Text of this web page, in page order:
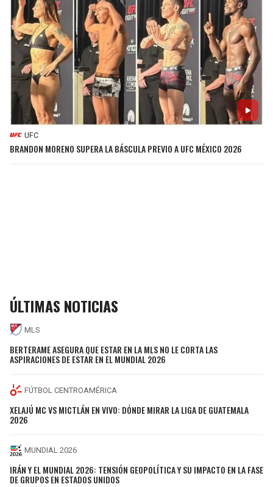
UFC
BRANDON MORENO SUPERA LA BÁSCULA PREVIO A UFC MÉXICO 2026
ÚLTIMAS NOTICIAS
MLS
BERTERAME ASEGURA QUE ESTAR EN LA MLS NO LE CORTA LAS
ASPIRACIONES DE ESTAR EN EL MUNDIAL 2026
FÚTBOL CENTROAMÉRICA
XELAJÚ MC VS MICTLÁN EN VIVO: DÓNDE MIRAR LA LIGA DE GUATEMALA
2026
MUNDIAL 2026
IRÁN Y EL MUNDIAL 2026: TENSIÓN GEOPOLÍTICA Y SU IMPACTO EN LA FASE
DE GRUPOS EN ESTADOS UNIDOS